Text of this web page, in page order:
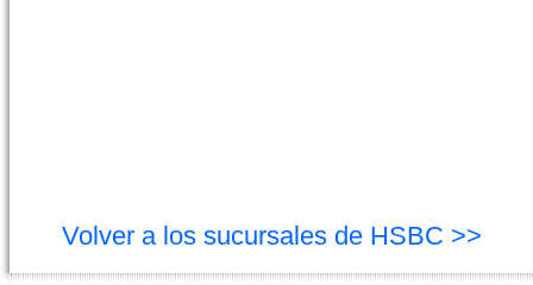
Volver a los sucursales de HSBC >>